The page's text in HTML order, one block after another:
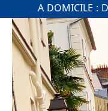
A DOMICILE :